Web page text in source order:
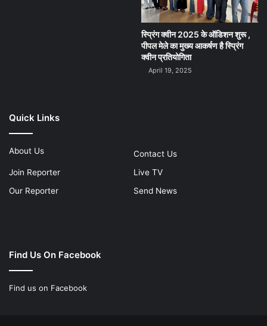
स्प्रिंग क्वीन 2025 के ऑडिशन शुरू ,
पीपल मेले का मुख्य आकर्षण है स्प्रिंग
क्वीन प्रतियोगिता
April 19, 2025
Quick Links
About Us
Contact Us
Join Reporter
Live TV
Our Reporter
Send News
Find Us On Facebook
Find us on Facebook